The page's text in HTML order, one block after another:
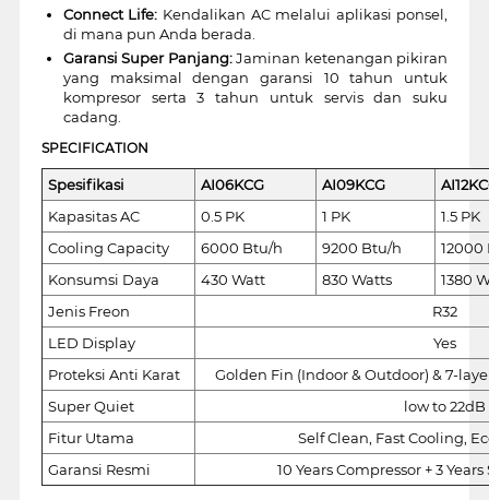
Connect Life: Kendalikan AC melalui aplikasi ponsel,
di mana pun Anda berada.
Garansi Super Panjang:Jaminan ketenangan pikiran
yang maksimal dengan garansi 10 tahun untuk
kompresor serta 3 tahun untuk servis dan suku
cadang.
SPECIFICATION
Spesifikasi AI06KCG AI09KCG
Kapasitas AC
0.5 PK 1 PK
1.5 PK
Cooling Capacity
6000 Btu/h 9200 Btu/h
12000
Konsumsi Daya
430 Watt 830 Watts
1380
Jenis Freon
R32
LED Display
Yes
Proteksi Anti Karat
Golden Fin (Indoor & Outdoor) & 7-
Super Quiet
low to 22dB
Fitur Utama
Self Clean, Fast Cooling,
Garansi Resmi
10 Years Compressor + 3